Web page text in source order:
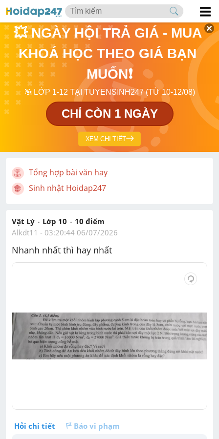
💥 NGÀY HỘI TRẢ GIÁ - MUA
KHOÁ HỌC THEO GIÁ BẠN
MUỐN❗
🎯 LỚP 1-12 TẠI TUYENSINH247 (TỪ 10-12/08)
CHỈ CÒN 1 NGÀY
XEM CHI TIẾT
Tổng hợp bài văn hay
Sinh nhật Hoidap247
Vật Lý Lớp 10 10 điểm
Alkdt11 - 03:20:44 06/07/2026
Nhanh nhất thì hay nhất
Hỏi chi tiết Báo vi phạm